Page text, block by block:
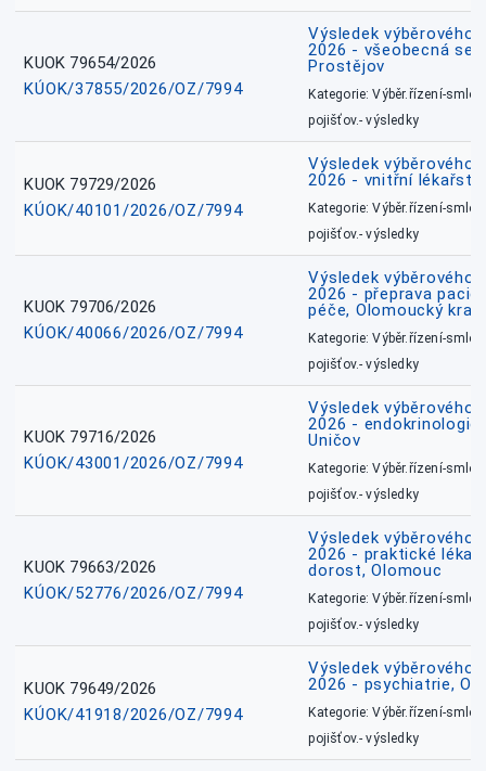
KUOK 79654/2026
KÚOK/37855/2026/OZ/7994
Výsledek výběrového
2026 - všeobecná
Prostějov
Kategorie: Výběr.řízení-
pojišťov.- výsledky
KUOK 79729/2026
KÚOK/40101/2026/OZ/7994
Výsledek výběrového
2026 - vnitřní
Kategorie: Výběr.řízení-
pojišťov.- výsledky
KUOK 79706/2026
KÚOK/40066/2026/OZ/7994
Výsledek výběrového
2026 - přeprava
péče, Olomoucký kraj
Kategorie: Výběr.řízení-
pojišťov.- výsledky
KUOK 79716/2026
KÚOK/43001/2026/OZ/7994
Výsledek výběrového
2026 - endokrinologie
Uničov
Kategorie: Výběr.řízení-
pojišťov.- výsledky
KUOK 79663/2026
KÚOK/52776/2026/OZ/7994
Výsledek výběrového
2026 - praktické
dorost, Olomouc
Kategorie: Výběr.řízení-
pojišťov.- výsledky
KUOK 79649/2026
KÚOK/41918/2026/OZ/7994
Výsledek výběrového
2026 - psychiatrie,
Kategorie: Výběr.řízení-
pojišťov.- výsledky